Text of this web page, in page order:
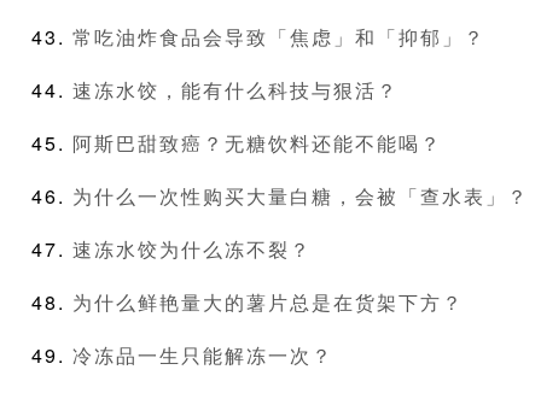
常吃油炸食品会导致「焦虑」和「抑郁」？
速冻水饺，能有什么科技与狠活？
阿斯巴甜致癌？无糖饮料还能不能喝？
为什么一次性购买大量白糖，会被「查水表」？
速冻水饺为什么冻不裂？
为什么鲜艳量大的薯片总是在货架下方？
冷冻品一生只能解冻一次？